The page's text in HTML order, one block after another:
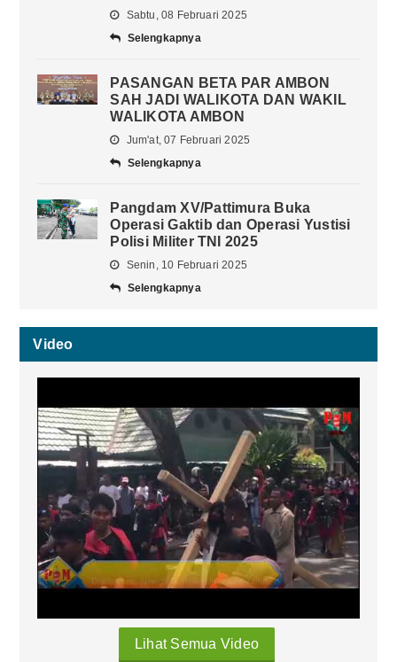
Sabtu, 08 Februari 2025
Selengkapnya
PASANGAN BETA PAR AMBON
SAH JADI WALIKOTA DAN WAKIL
WALIKOTA AMBON
Jum'at, 07 Februari 2025
Selengkapnya
Pangdam XV/Pattimura Buka
Operasi Gaktib dan Operasi Yustisi
Polisi Militer TNI 2025
Senin, 10 Februari 2025
Selengkapnya
Video
Lihat Semua Video